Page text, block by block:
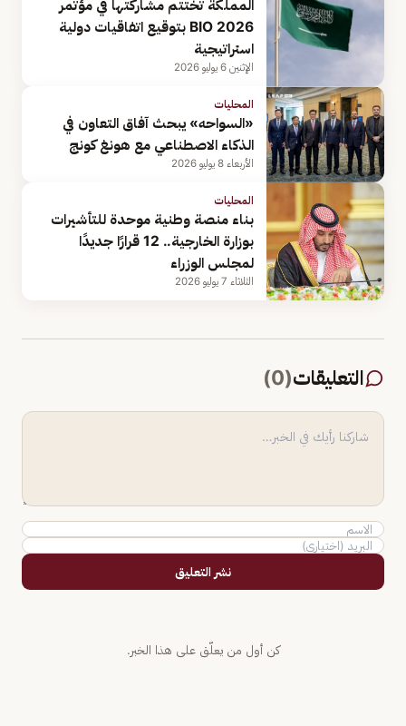
المملكة تختتم مشاركتها في مؤتمر
BIO 2026 بتوقيع اتفاقيات دولية
استراتيجية
الإثنين 6 يوليو 2026
المحليات
«السواحه» يبحث آفاق التعاون في
الذكاء الاصطناعي مع هونغ كونج
الأربعاء 8 يوليو 2026
المحليات
بناء منصة وطنية موحدة للتأشيرات
بوزارة الخارجية.. 12 قرارًا جديدًا
لمجلس الوزراء
الثلاثاء 7 يوليو 2026
التعليقات(
0
)
نشر التعليق
كن أول من يعلّق على هذا الخبر.